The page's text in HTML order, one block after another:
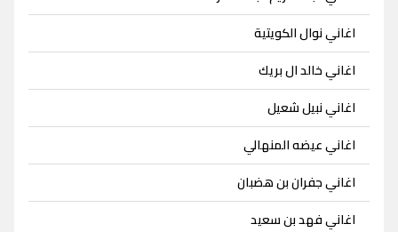
اغاني نوال الكويتية
اغاني خالد ال بريك
اغاني نبيل شعيل
اغاني عيضه المنهالي
اغاني جفران بن هضبان
اغاني فهد بن سعيد